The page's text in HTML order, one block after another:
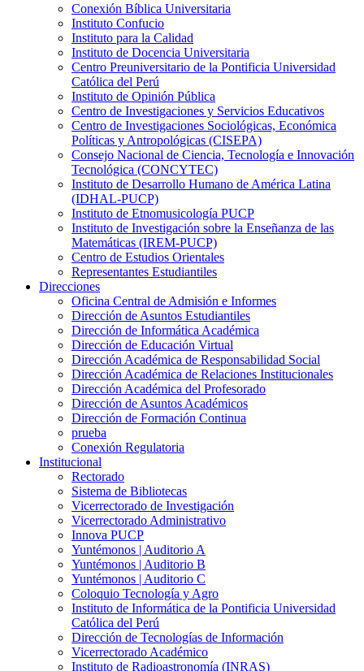
Conexión Bíblica Universitaria
Instituto Confucio
Instituto para la Calidad
Instituto de Docencia Universitaria
Centro Preuniversitario de la Pontificia Universidad
Católica del Perú
Instituto de Opinión Pública
Centro de Investigaciones y Servicios Educativos
Centro de Investigaciones Sociológicas, Económica
Políticas y Antropológicas (CISEPA)
Consejo Nacional de Ciencia, Tecnología e Innovación
Tecnológica (CONCYTEC)
Instituto de Desarrollo Humano de América Latina
(IDHAL-PUCP)
Instituto de Etnomusicología PUCP
Instituto de Investigación sobre la Enseñanza de las
Matemáticas (IREM-PUCP)
Centro de Estudios Orientales
Representantes Estudiantiles
Direcciones
Oficina Central de Admisión e Informes
Dirección de Asuntos Estudiantiles
Dirección de Informática Académica
Dirección de Educación Virtual
Dirección Académica de Responsabilidad Social
Dirección Académica de Relaciones Institucionales
Dirección Académica del Profesorado
Dirección de Asuntos Académicos
Dirección de Formación Continua
prueba
Conexión Regulatoria
Institucional
Rectorado
Sistema de Bibliotecas
Vicerrectorado de Investigación
Vicerrectorado Administrativo
Innova PUCP
Yuntémonos | Auditorio A
Yuntémonos | Auditorio B
Yuntémonos | Auditorio C
Coloquio Tecnología y Agro
Instituto de Informática de la Pontificia Universidad
Católica del Perú
Dirección de Tecnologías de Información
Vicerrectorado Académico
Instituto de Radioastronomía (INRAS)